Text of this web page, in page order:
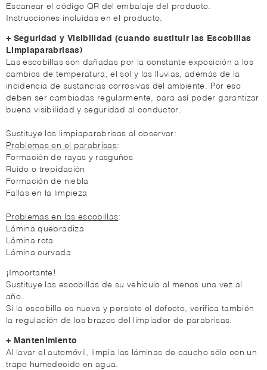
Escanear el código QR del embalaje del producto.
Instrucciones incluidas en el producto.
+ Seguridad y Visibilidad (cuando sustituir las Escobillas
Limpiaparabrisas)
Las escobillas son dañadas por la constante exposición a los
cambios de temperatura, el sol y las lluvias, además de la
incidencia de sustancias corrosivas del ambiente. Por eso
deben ser cambiadas regularmente, para así poder garantizar
buena visibilidad y seguridad al conductor.
Sustituye los limpiaparabrisas al observar:
Problemas en el parabrisas:
Formación de rayas y rasguños
Ruido o trepidación
Formación de niebla
Fallas en la limpieza
Problemas en las escobillas:
Lámina quebradiza
Lámina rota
Lámina curvada
¡Importante!
Sustituye las escobillas de su vehículo al menos una vez al
año.
Si la escobilla es nueva y persiste el defecto, verifica también
la regulación de los brazos del limpiador de parabrisas.
+ Mantenimiento
Al lavar el automóvil, limpia las láminas de caucho sólo con un
trapo humedecido en agua.